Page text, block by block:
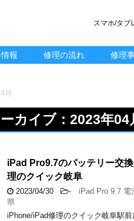
スマホ/タブ
報 修理の流れ 修理
4月
ーカイブ：2023年
iPad Pro9.7のバッテリー交
理のクイック岐阜
2023/04/30 - iPad Pro 9.7 電
県
iPhone/iPad修理のクイック岐阜駅